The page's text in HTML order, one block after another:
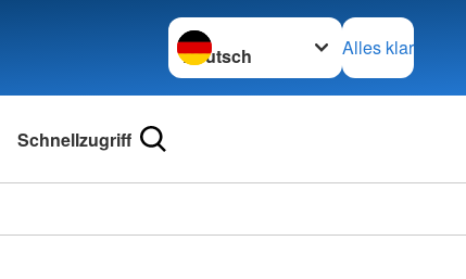
Sprache wechseln zu
Alles klar
Schnellzugriff